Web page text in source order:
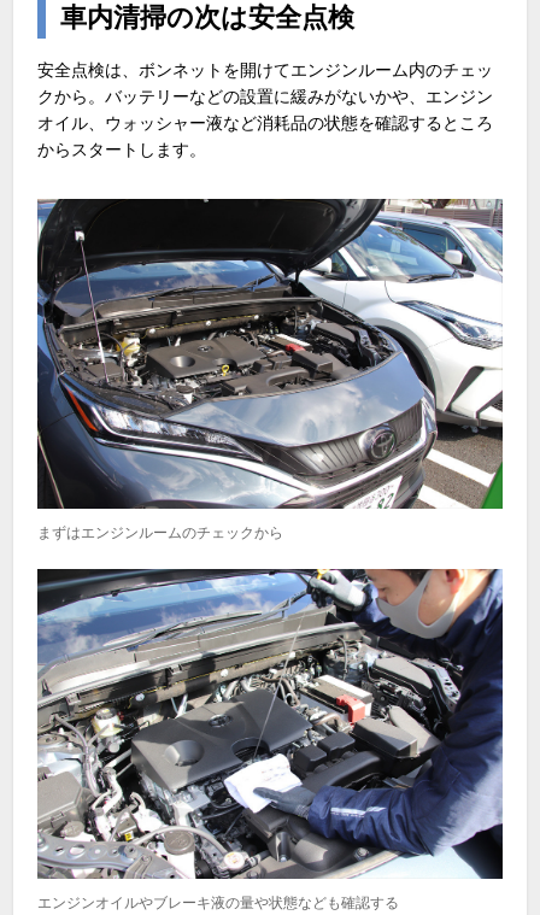
車内清掃の次は安全点検
安全点検は、ボンネットを開けてエンジンルーム内のチェッ
クから。バッテリーなどの設置に緩みがないかや、エンジン
オイル、ウォッシャー液など消耗品の状態を確認するところ
からスタートします。
まずはエンジンルームのチェックから
エンジンオイルやブレーキ液の量や状態なども確認する